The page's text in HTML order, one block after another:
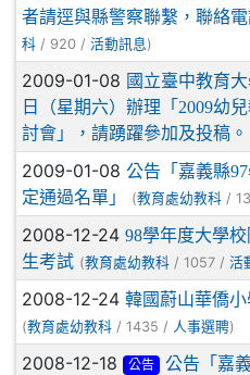
者請逕與縣警察聯繫，聯絡電
科 / 920 / 活動訊息 )
2009-01-08 國立臺中教育
日（星期六）辦理「2009幼
討會」，請踴躍參加及投稿。
2009-01-08 公告「嘉義縣
定通過名單」
(教育處幼教科 /
2008-12-24 98學年度大學
生考試 (教育處幼教科 / 1057 / 活
2008-12-24 韓國蔚山華僑
(教育處幼教科 / 1435 / 人事選聘)
2008-12-18 公告
公告「嘉